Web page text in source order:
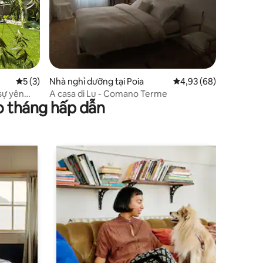
Xếp hạng trung bình 5/5, 3 đánh giá
5 (3)
yên
Nhà nghỉ dưỡng tại Poia Xếp hạng trung bình
4,93 (68)
A casa di Lu - Comano Terme
tháng hấp dẫn